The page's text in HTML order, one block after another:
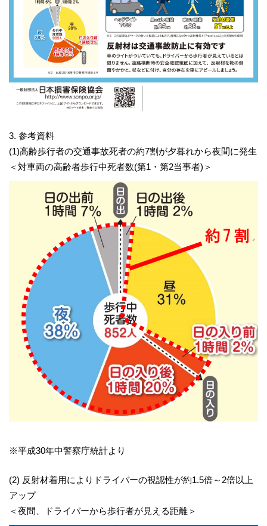
3. 参考資料
(1)高齢歩行者の交通事故死者の約7割が夕暮れから夜間に発生
＜対車両の高齢者歩行中死者数(第1・第2当事者)＞
※平成30年中警察庁統計より
(2) 反射材着用によりドライバーの視認性が約1.5倍～2倍以上
アップ
＜夜間、ドライバーから歩行者が見える距離＞